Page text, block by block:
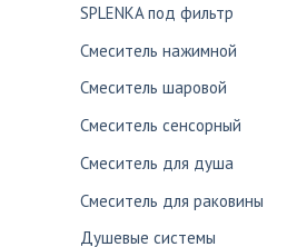
SPLENKA под фильтр
Смеситель нажимной
Смеситель шаровой
Смеситель сенсорный
Смеситель для душа
Смеситель для раковины
Душевые системы